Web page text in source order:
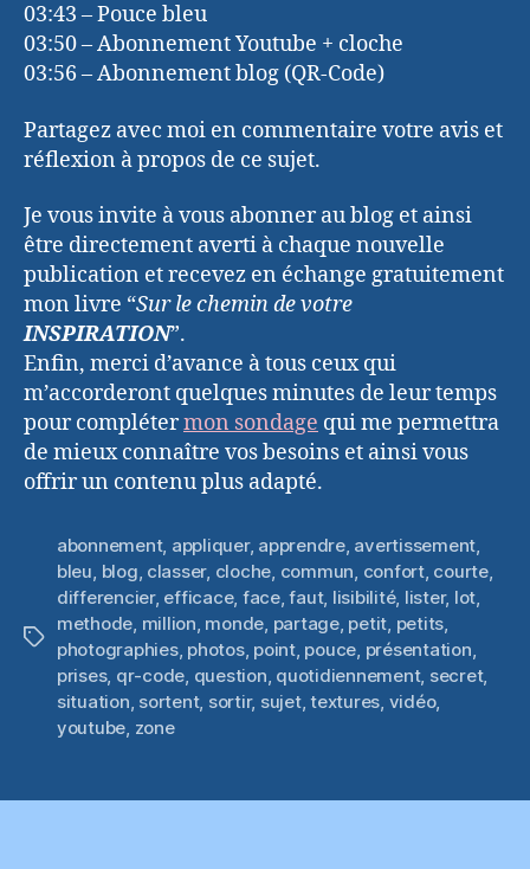
03:43 – Pouce bleu
03:50 – Abonnement Youtube + cloche
03:56 – Abonnement blog (QR-Code)
Partagez avec moi en commentaire votre avis et
réflexion à propos de ce sujet.
Je vous invite à vous abonner au blog et ainsi
être directement averti à chaque nouvelle
publication et recevez en échange gratuitement
mon livre “Sur le chemin de votre
INSPIRATION”.
Enfin, merci d’avance à tous ceux qui
m’accorderont quelques minutes de leur temps
pour complétermon sondage qui me permettra
de mieux connaître vos besoins et ainsi vous
offrir un contenu plus adapté.
Étiquettes
abonnement, appliquer, apprendre, avertissement,
bleu, blog, classer, cloche, commun, confort, courte,
differencier, efficace, face,faut, lisibilité, lister, lot,
methode, million, monde, partage, petit, petits,
photographies, photos, point, pouce, présentation,
prises, qr-code, question, quotidiennement, secret,
situation, sortent, sortir, sujet,textures, vidéo,
youtube, zone